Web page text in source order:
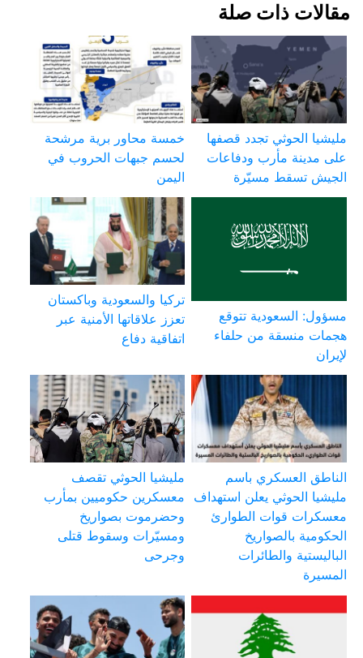
مقالات ذات صلة
مليشيا الحوثي تجدد قصفها
على مدينة مأرب ودفاعات
الجيش تسقط مسيّرة
خمسة محاور برية مرشحة
لحسم جبهات الحروب في
اليمن
مسؤول: السعودية تتوقع
هجمات منسقة من حلفاء
لإيران
تركيا والسعودية وباكستان
تعزز علاقاتها الأمنية عبر
اتفاقية دفاع
الناطق العسكري باسم
مليشيا الحوثي يعلن استهداف
معسكرات قوات الطوارئ
الحكومية بالصواريخ
الباليستية والطائرات
المسيرة
مليشيا الحوثي تقصف
معسكرين حكوميين بمأرب
وحضرموت بصواريخ
ومسيّرات وسقوط قتلى
وجرحى